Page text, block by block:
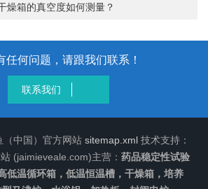
燥箱的真空度如何测量？
任何问题，请跟我们联系！
联系我们
中国）官方网站 sitemap.xml 技术支持：
(jaimieveale.com)主营： 药品稳定性试验
低温循环箱，低温恒温槽，干燥箱，培养